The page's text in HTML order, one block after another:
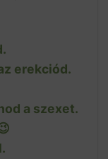
erekciód.
a szexet.